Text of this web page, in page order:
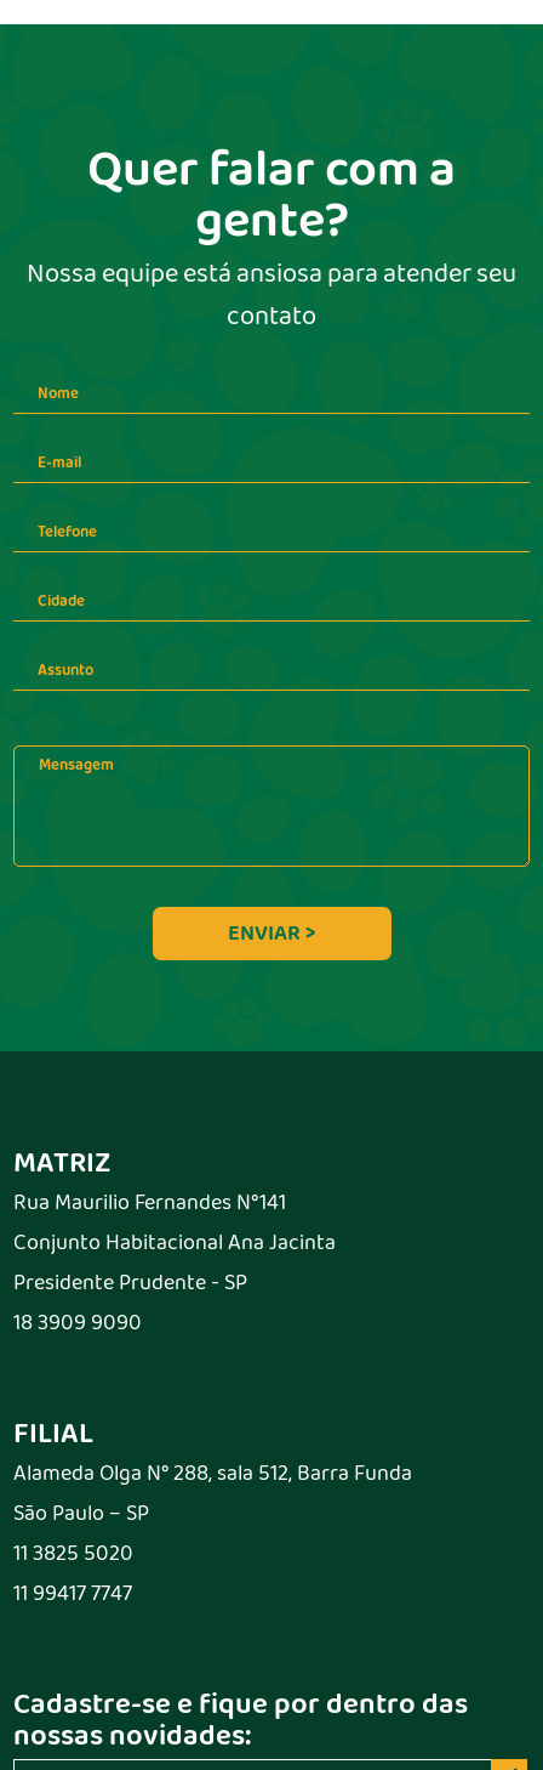
Quer falar com a
gente?
Nossa equipe está ansiosa para atender seu
contato
MATRIZ
Rua Maurilio Fernandes N°141
Conjunto Habitacional Ana Jacinta
Presidente Prudente - SP
18 3909 9090
FILIAL
Alameda Olga N° 288, sala 512, Barra Funda
São Paulo – SP
11 3825 5020
11 99417 7747
Cadastre-se e fique por dentro das
nossas novidades: